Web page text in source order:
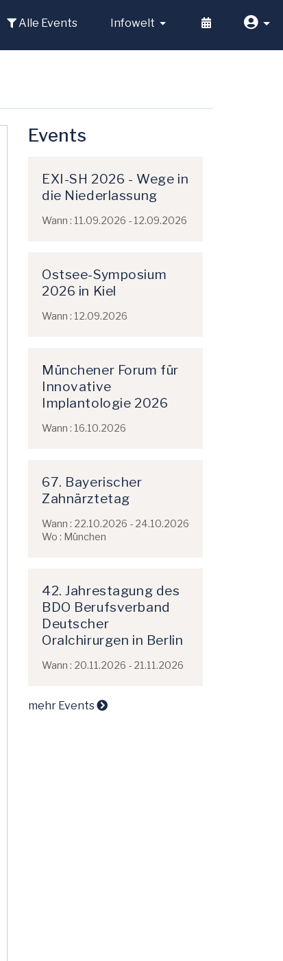
Alle Events Infowelt
Events
EXI-SH 2026 - Wege in
die Niederlassung
Wann : 11.09.2026 - 12.09.2026
Ostsee-Symposium
2026 in Kiel
Wann : 12.09.2026
Münchener Forum für
Innovative
Implantologie 2026
Wann : 16.10.2026
67. Bayerischer
Zahnärztetag
Wann : 22.10.2026 - 24.10.2026
Wo : München
42. Jahrestagung des
BDO Berufsverband
Deutscher
Oralchirurgen in Berlin
Wann : 20.11.2026 - 21.11.2026
mehr Events